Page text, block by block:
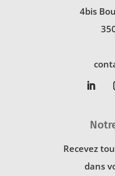
4bis
Recevez
dans